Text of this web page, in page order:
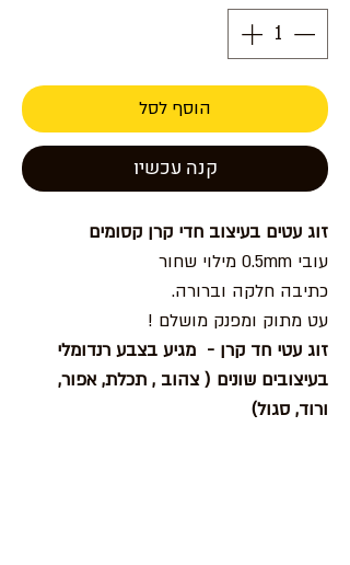
הוסף לסל
קנה עכשיו
זוג עטים בעיצוב חדי קרן קסומים
עובי 0.5mm מילוי שחור
כתיבה חלקה וברורה.
עט מתוק ומפנק מושלם !
זוג עטי חד קרן - מגיע בצבע רנדומלי
בעיצובים שונים ( צהוב , תכלת, אפור,
ורוד, סגול)